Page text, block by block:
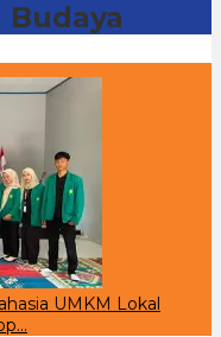
Budaya
UMKM Lokal